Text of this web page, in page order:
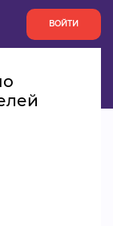
ВОЙТИ